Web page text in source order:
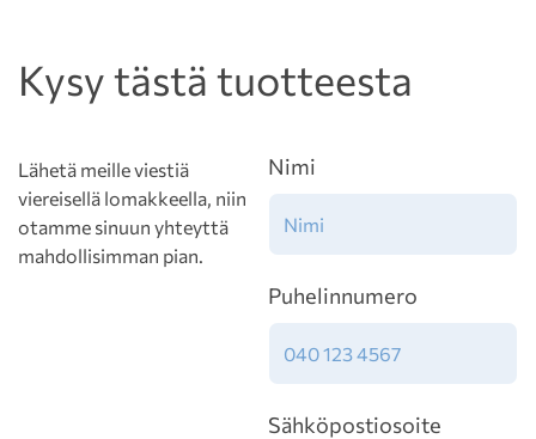
Kysy tästä tuotteesta
Lähetä meille viestiä
viereisellä lomakkeella, niin
otamme sinuun yhteyttä
mahdollisimman pian.
Nimi
Puhelinnumero
Sähköpostiosoite